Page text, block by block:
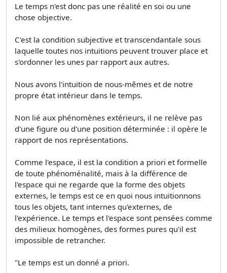
Le temps n'est donc pas une réalité en soi ou une
chose objective.
C'est la condition subjective et transcendantale sous
laquelle toutes nos intuitions peuvent trouver place et
s'ordonner les unes par rapport aux autres.
Nous avons l'intuition de nous-mêmes et de notre
propre état intérieur dans le temps.
Non lié aux phénomènes extérieurs, il ne relève pas
d'une figure ou d'une position déterminée : il opère le
rapport de nos représentations.
Comme l'espace, il est la condition a priori et formelle
de toute phénoménalité, mais à la différence de
l'espace qui ne regarde que la forme des objets
externes, le temps est ce en quoi nous intuitionnons
tous les objets, tant internes qu'externes, de
l'expérience. Le temps et l'espace sont pensées comme
des milieux homogènes, des formes pures qu'il est
impossible de retrancher.
"Le temps est un donné a priori.